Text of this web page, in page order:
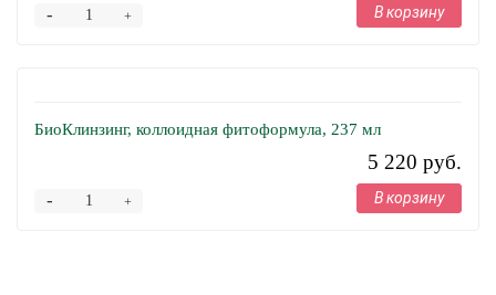
+
- В корзину
БиоКлинзинг, коллоидная фитоформула, 237 мл
5 220 руб.
+
- В корзину